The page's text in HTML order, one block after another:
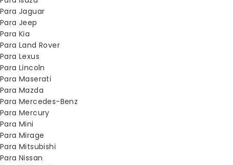
Para Jaguar
Para Jeep
Para Kia
Para Land Rover
Para Lexus
Para Lincoln
Para Maserati
Para Mazda
Para Mercedes-Benz
Para Mercury
Para Mini
Para Mirage
Para Mitsubishi
Para Nissan